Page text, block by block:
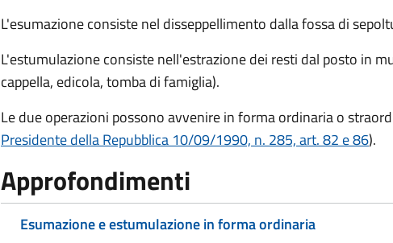
L'esumazione consiste nel disseppellimento dalla fossa di
L'estumulazione consiste nell'estrazione dei resti dal posto in
cappella, edicola, tomba di famiglia).
Le due operazioni possono avvenire in forma ordinaria o
Presidente della Repubblica 10/09/1990, n. 285, art. 82 e 86).
Approfondimenti
Esumazione e estumulazione in forma ordinaria